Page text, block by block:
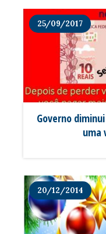
25/09/2017
Governo
uma
20/12/2014